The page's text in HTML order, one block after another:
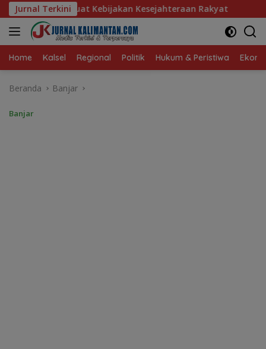
Langsung
ke
konten
Jurnal Terkini
Kesejahteraan Rakyat Baru 10 Persen, Aktivasi
Home Kalsel Regional Politik Hukum & Peristiwa
Beranda Banjar
Banjar